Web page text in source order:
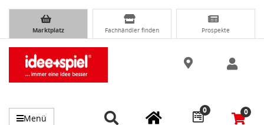
Marktplatz Fachhändler finden Prospekte
Menü
0 0